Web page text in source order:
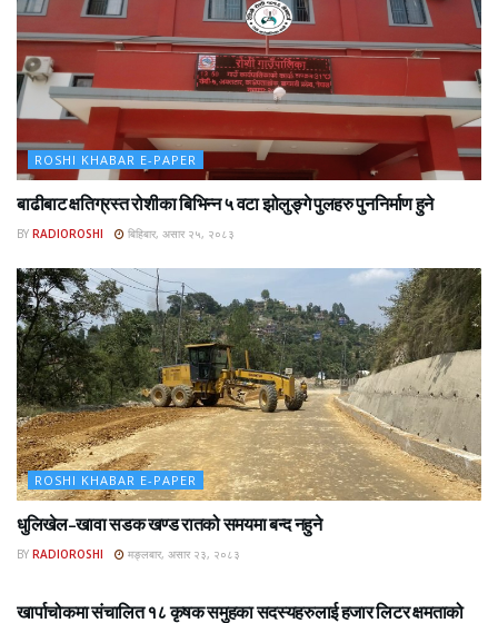
ROSHI KHABAR E-PAPER
बाढीबाट क्षतिग्रस्त रोशीका बिभिन्न ५ वटा झोलुङ्गे पुलहरु पुननिर्माण हुने
BY RADIOROSHI बिहिबार, असार २५, २०८३
ROSHI KHABAR E-PAPER
धुलिखेल–खावा सडक खण्ड रातको समयमा बन्द नहुने
BY RADIOROSHI मङ्लबार, असार २३, २०८३
खार्पाचोकमा संचालित १८ कृषक समुहका सदस्यहरुलाई हजार लिटर क्षमताको